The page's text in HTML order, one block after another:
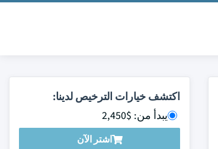
اكتشف خيارات الترخيص لدينا:
يبدأ من: $2,450
اشتر الآن